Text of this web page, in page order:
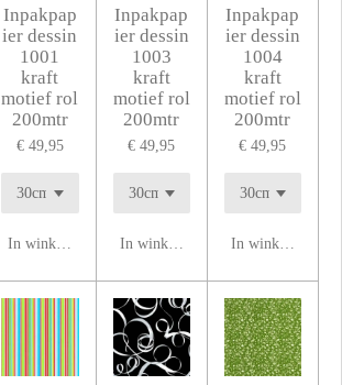
Inpakpap
ier dessin
1001
kraft
motief rol
200mtr
€ 49,95
In winkelwagen
Inpakpap
ier dessin
1003
kraft
motief rol
200mtr
€ 49,95
In winkelwagen
Inpakpap
ier dessin
1004
kraft
motief rol
200mtr
€ 49,95
In winkelwagen